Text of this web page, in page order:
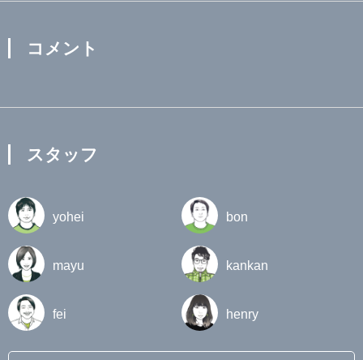
コメント
スタッフ
yohei bon
mayu kankan
fei henry